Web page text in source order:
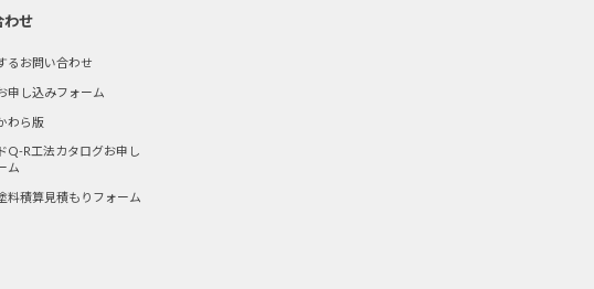
わせ
るお問い合わせ
申し込みフォーム
わら版
Q-R工法カタログお申し
ム
料積算見積もりフォーム